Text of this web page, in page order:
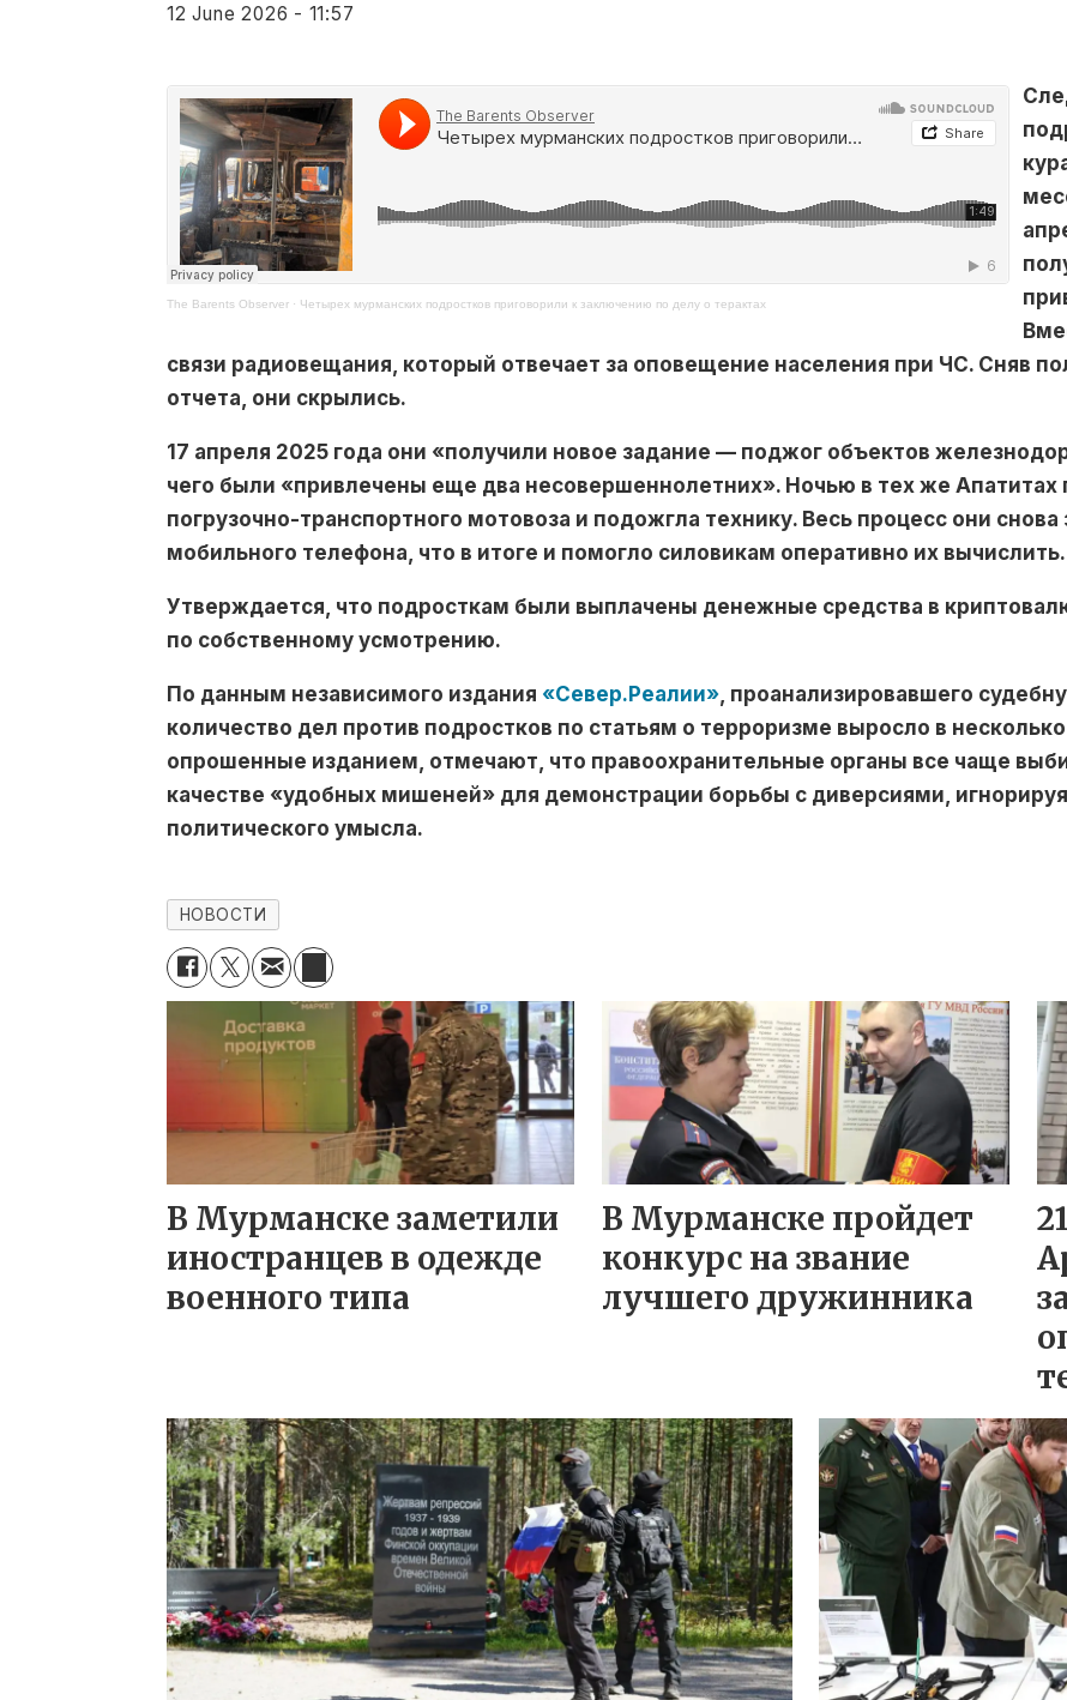
12 June 2026 - 11:57
The Barents Observer · Четырех мурманских подростков приговорили к заключению по делу о терактах
связи радиовещания, который отвечает за оповещение населения при ЧС. Сняв
отчета, они скрылись.
17 апреля 2025 года они «получили новое задание — поджог объектов
чего были «привлечены еще два несовершеннолетних». Ночью в тех же Апатитах
погрузочно-транспортного мотовоза и подожгла технику. Весь процесс они
мобильного телефона, что в итоге и помогло силовикам оперативно их вычислить.
Утверждается, что подросткам были выплачены денежные средства в
по собственному усмотрению.
По данным независимого издания «Север.Реалии», проанализировавшего
количество дел против подростков по статьям о терроризме выросло в
опрошенные изданием, отмечают, что правоохранительные органы все чаще
качестве «удобных мишеней» для демонстрации борьбы с диверсиями,
политического умысла.
НОВОСТИ
В Мурманске заметили
иностранцев в одежде
военного типа
В Мурманске пройдет
конкурс на звание
лучшего дружинника